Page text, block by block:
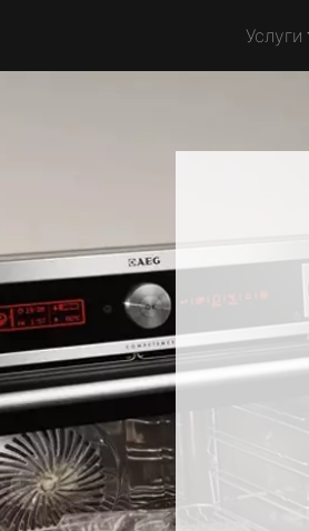
Услуги